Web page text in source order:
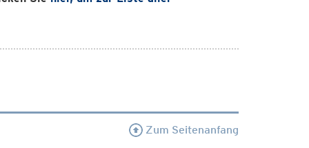
Zum Seitenanfang